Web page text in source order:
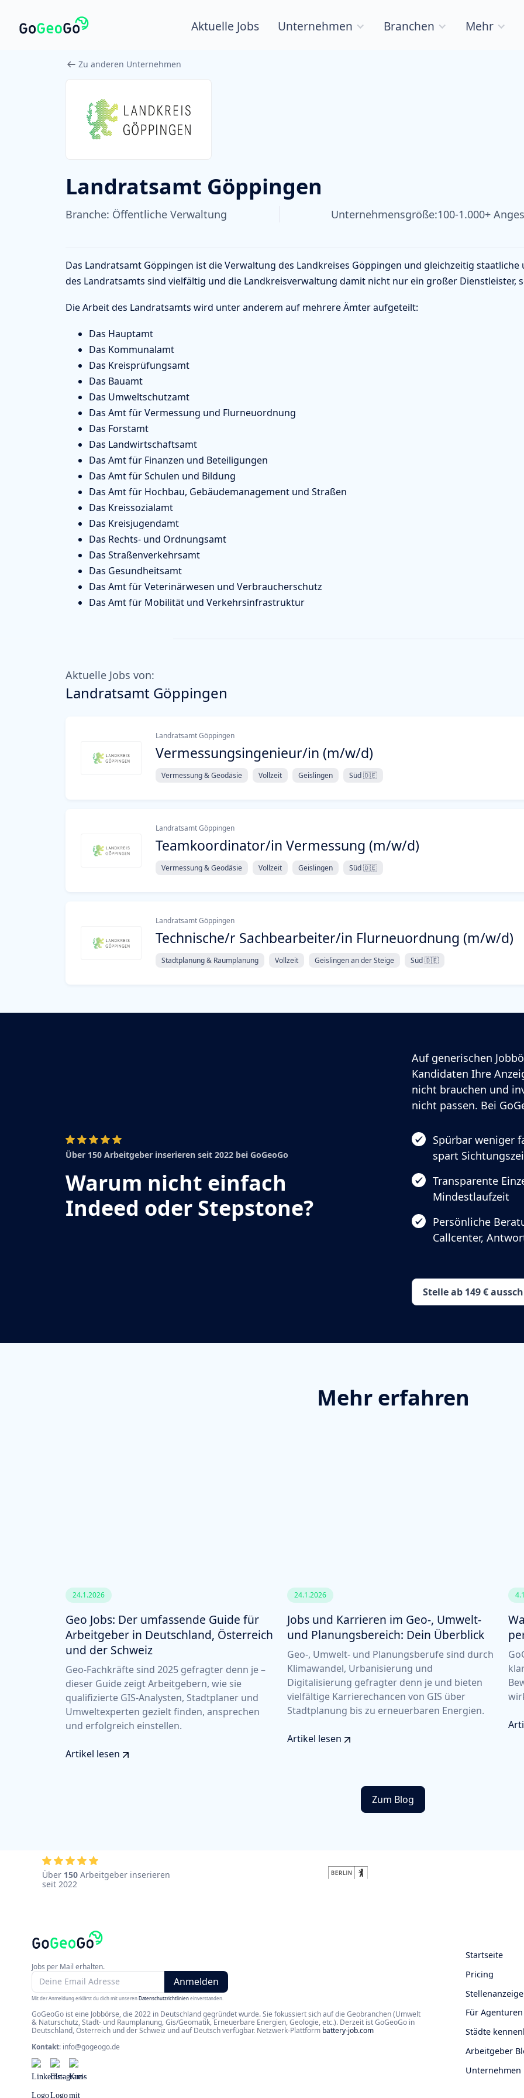
Aktuelle Jobs Unternehmen Branchen Mehr
Zu anderen Unternehmen
Landratsamt Göppingen
Branche: Öffentliche Verwaltung Unternehmensgröße:100-1.000+
Das Landratsamt Göppingen ist die Verwaltung des Landkreises Göppingen und gleichzeitig
des Landratsamts sind vielfältig und die Landkreisverwaltung damit nicht nur ein großer Dienstleister,
Die Arbeit des Landratsamts wird unter anderem auf mehrere Ämter aufgeteilt:
Das Hauptamt
Das Kommunalamt
Das Kreisprüfungsamt
Das Bauamt
Das Umweltschutzamt
Das Amt für Vermessung und Flurneuordnung
Das Forstamt
Das Landwirtschaftsamt
Das Amt für Finanzen und Beteiligungen
Das Amt für Schulen und Bildung
Das Amt für Hochbau, Gebäudemanagement und Straßen
Das Kreissozialamt
Das Kreisjugendamt
Das Rechts- und Ordnungsamt
Das Straßenverkehrsamt
Das Gesundheitsamt
Das Amt für Veterinärwesen und Verbraucherschutz
Das Amt für Mobilität und Verkehrsinfrastruktur
Aktuelle Jobs von:
Landratsamt Göppingen
Landratsamt Göppingen
Vermessungsingenieur/in (m/w/d)
Vermessung & Geodäsie Vollzeit Geislingen Süd 🇩🇪
Landratsamt Göppingen
Teamkoordinator/in Vermessung (m/w/d)
Vermessung & Geodäsie Vollzeit Geislingen Süd 🇩🇪
Landratsamt Göppingen
Technische/r Sachbearbeiter/in Flurneuordnung (m/w/d)
Stadtplanung & Raumplanung Vollzeit Geislingen an der Steige Süd 🇩🇪
Über 150 Arbeitgeber inserieren seit 2022 bei GoGeoGo
Warum nicht einfach
Indeed oder Stepstone?
Auf generischen
Kandidaten Ihre
nicht brauchen und
nicht passen. Bei
Spürbar weniger
spart
Transparente
Mindestlaufzeit
Persönliche
Callcenter,
Stelle ab 149 €
Mehr erfahren
24.1.2026
Geo Jobs: Der umfassende Guide für
Arbeitgeber in Deutschland, Österreich
und der Schweiz
Geo-Fachkräfte sind 2025 gefragter denn je –
dieser Guide zeigt Arbeitgebern, wie sie
qualifizierte GIS-Analysten, Stadtplaner und
Umweltexperten gezielt finden, ansprechen
und erfolgreich einstellen.
Artikel lesen
24.1.2026
Jobs und Karrieren im Geo-, Umwelt-
und Planungsbereich: Dein Überblick
Geo-, Umwelt- und Planungsberufe sind durch
Klimawandel, Urbanisierung und
Digitalisierung gefragter denn je und bieten
vielfältige Karrierechancen von GIS über
Stadtplanung bis zu erneuerbaren Energien.
Artikel lesen
Zum Blog
Über 150 Arbeitgeber inserieren
seit 2022
Jobs per Mail erhalten.
Mit der Anmeldung erklärst du dich mit unserenDatenschutzrichtlinieneinverstanden.
GoGeoGo ist eine Jobbörse, die 2022 in Deutschland gegründet wurde. Sie fokussiert sich auf die Geobranchen (Umwelt
& Naturschutz, Stadt- und Raumplanung, Gis/Geomatik, Erneuerbare Energien, Geologie, etc.). Derzeit ist GoGeoGo in
Deutschland, Österreich und der Schweiz und auf Deutsch verfügbar. Netzwerk-Plattform battery-job.com
Kontakt: info@gogeogo.de
Startseite
Pricing
Für Agenturen
Städte
Arbeitgeber
Unternehmen